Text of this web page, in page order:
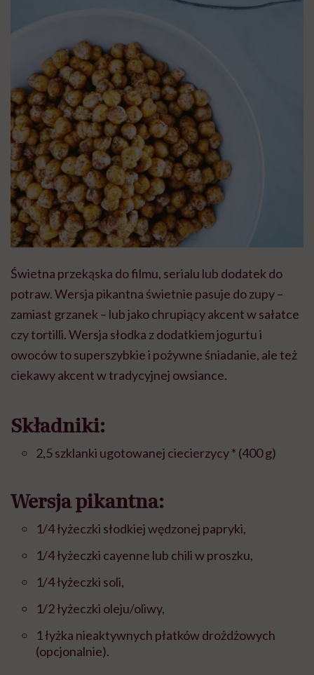
Świetna przekąska do filmu, serialu lub dodatek do
potraw. Wersja pikantna świetnie pasuje do zupy –
zamiast grzanek – lub jako chrupiący akcent w sałatce
czy tortilli. Wersja słodka z dodatkiem jogurtu i
owoców to superszybkie i pożywne śniadanie, ale też
ciekawy akcent w tradycyjnej owsiance.
Składniki:
2,5 szklanki ugotowanej ciecierzycy * (400 g)
Wersja pikantna:
1/4 łyżeczki słodkiej wędzonej papryki,
1/4 łyżeczki cayenne lub chili w proszku,
1/4 łyżeczki soli,
1/2 łyżeczki oleju/oliwy,
1 łyżka nieaktywnych płatków drożdżowych
(opcjonalnie).